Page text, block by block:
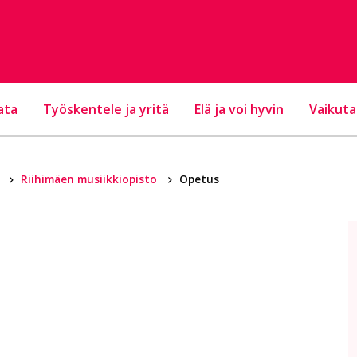
Työskentele ja yritä Elä ja voi hyvin
Riihimäen musiikkiopisto Opetus